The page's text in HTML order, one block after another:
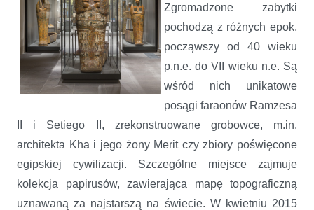
Zgromadzone zabytki
pochodzą z różnych epok,
począwszy od 40 wieku
p.n.e. do VII wieku n.e. Są
wśród nich unikatowe
posągi faraonów Ramzesa
II i Setiego II, zrekonstruowane grobowce, m.in.
architekta Kha i jego żony Merit czy zbiory poświęcone
egipskiej cywilizacji. Szczególne miejsce zajmuje
kolekcja papirusów, zawierająca mapę topograficzną
uznawaną za najstarszą na świecie. W kwietniu 2015